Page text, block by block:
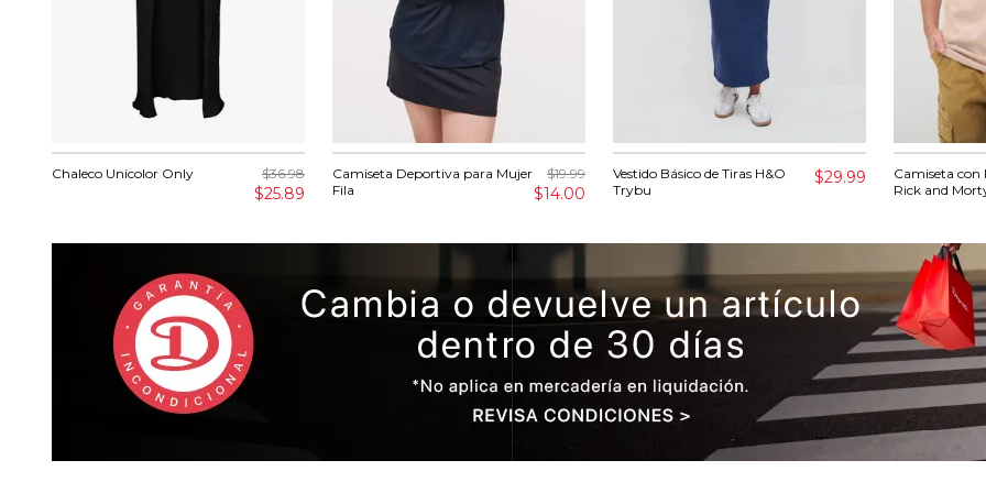
Chaleco Unicolor Only $36.98
$25.89
Camiseta Deportiva para Mujer
Fila
$19.99
$14.00
Vestido Básico de Tiras H&O
Trybu
$29.99
Camiseta
Rick and